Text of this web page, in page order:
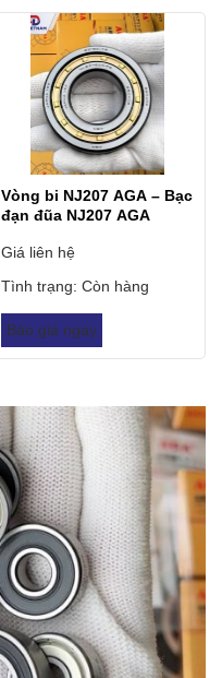
Vòng bi NJ207 AGA – Bạc
đạn đũa NJ207 AGA
Giá liên hệ
Tình trạng: Còn hàng
Báo giá ngay